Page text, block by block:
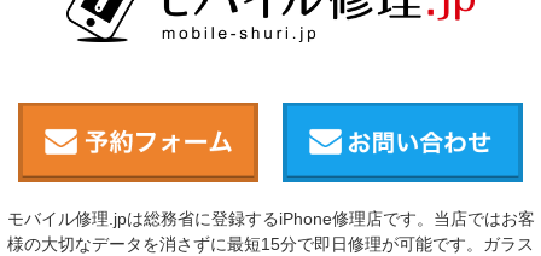
モバイル修理.jpは総務省に登録するiPhone修理店です。当店ではお客
様の大切なデータを消さずに最短15分で即日修理が可能です。ガラス